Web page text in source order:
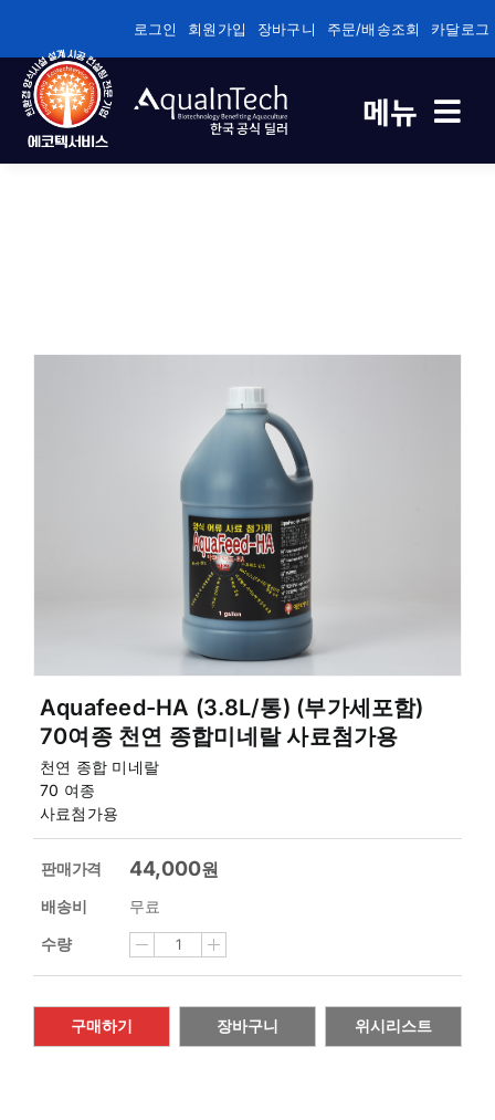
너
로그인 회원가입 장바구니 주문/배송조회 카달로그
한국 공식 딜러 메뉴
Aquafeed-HA (3.8L/통) (부가세포함)
70여종 천연 종합미네랄 사료첨가용
천연 종합 미네랄
70 여종
사료첨가용
판매가격 44,000원
배송비
무료
수량
구매하기 장바구니 위시리스트